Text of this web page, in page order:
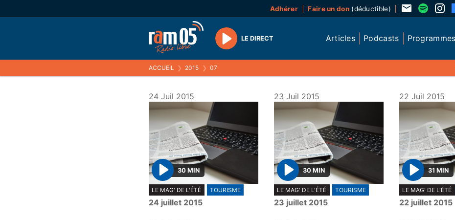
Adhérer Faire un don(déductible)
Play
LE DIRECT Articles Podcasts Programmes
ACCUEIL ❯ 2015 ❯ 07
24 Juil 2015
P
l
a
30 MIN
LE MAG' DE L'ÉTÉ TOURISME
24 juillet 2015
23 Juil 2015
P
l
a
30 MIN
LE MAG' DE L'ÉTÉ TOURISME
23 juillet 2015
22 Juil 2015
P
l
a
31 MIN
LE MAG' DE L'ÉTÉ
22 juillet 2015